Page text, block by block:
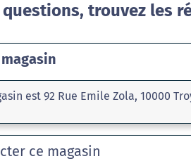
questions, trouvez les
est 92 Rue Emile Zola, 10000
ce magasin